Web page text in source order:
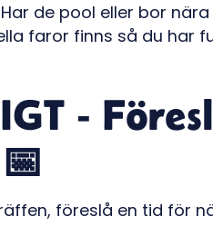
Har de pool eller bor
faror finns så du har
-
föreslå en tid för